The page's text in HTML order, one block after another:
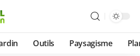
Outils Paysagisme